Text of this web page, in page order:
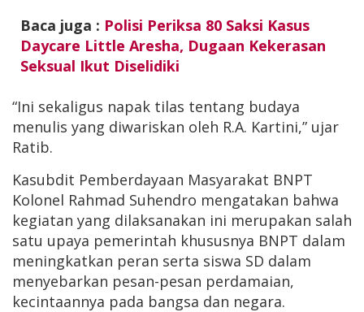
Baca juga : Polisi Periksa 80 Saksi Kasus
Daycare Little Aresha, Dugaan Kekerasan
Seksual Ikut Diselidiki
“Ini sekaligus napak tilas tentang budaya
menulis yang diwariskan oleh R.A. Kartini,” ujar
Ratib.
Kasubdit Pemberdayaan Masyarakat BNPT
Kolonel Rahmad Suhendro mengatakan bahwa
kegiatan yang dilaksanakan ini merupakan salah
satu upaya pemerintah khususnya BNPT dalam
meningkatkan peran serta siswa SD dalam
menyebarkan pesan-pesan perdamaian,
kecintaannya pada bangsa dan negara.